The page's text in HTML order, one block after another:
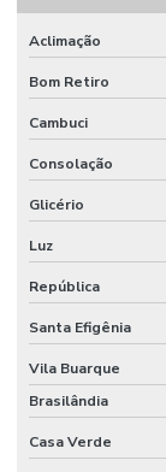
Locação de
Locação de
Locação de
Locação de
Locação de
Locação de
Locação de
Locação de
Aclimação
Bom Retiro
Cambuci
Consolação
Glicério
Luz
República
Santa Efigênia
Vila Buarque
Brasilândia
Casa Verde